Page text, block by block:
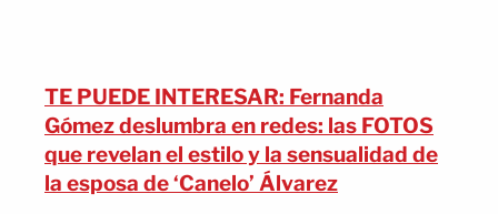
TE PUEDE INTERESAR: Fernanda
Gómez deslumbra en redes: las FOTOS
que revelan el estilo y la sensualidad de
la esposa de ‘Canelo’ Álvarez